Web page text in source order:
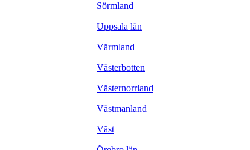
Sörmland
Uppsala län
Värmland
Västerbotten
Västernorrland
Västmanland
Väst